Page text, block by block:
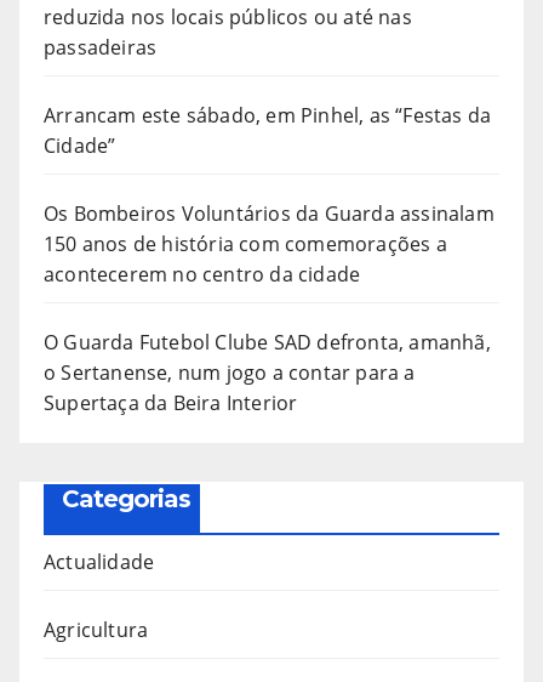
reduzida nos locais públicos ou até nas
passadeiras
Arrancam este sábado, em Pinhel, as “Festas da
Cidade”
Os Bombeiros Voluntários da Guarda assinalam
150 anos de história com comemorações a
acontecerem no centro da cidade
O Guarda Futebol Clube SAD defronta, amanhã,
o Sertanense, num jogo a contar para a
Supertaça da Beira Interior
Categorias
Actualidade
Agricultura